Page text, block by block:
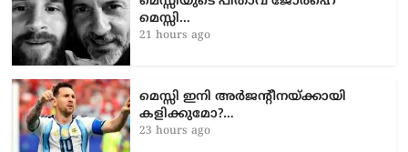
മെസ്സി…
21 hours ago
മെസ്സി ഇനി അർജന്റീനയ്ക്കായി
കളിക്കുമോ?…
23 hours ago